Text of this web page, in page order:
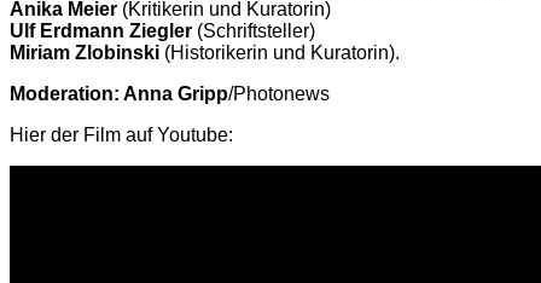
Anika Meier (Kritikerin und Kuratorin)
Ulf Erdmann Ziegler (Schriftsteller)
Miriam Zlobinski (Historikerin und Kuratorin).
Moderation: Anna Gripp/Photonews
Hier der Film auf Youtube: